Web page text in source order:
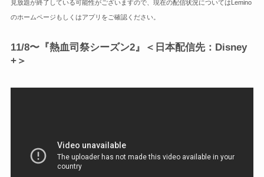
見放題が終了している可能性がございますので、現在の配信状況についてはLemino
のホームページもしくはアプリをご確認ください。
11/8〜『熱血司祭シーズン2』＜日本配信先：Disney
+＞